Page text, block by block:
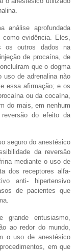
análise aprofundada
evidência. Eles,
os outros dados na
de procaína, de
que o dogma
uso de adrenalina não
essa afirmação; e os
ou da cocaína,
do mais, em nenhum
do efeito da
seguro do anestésico
da reversão
mediante o uso de
dos receptores alfa-
anti- hipertensivo
de pacientes que
entusiasmo,
ao redor do mundo,
o uso de anestésico
em que